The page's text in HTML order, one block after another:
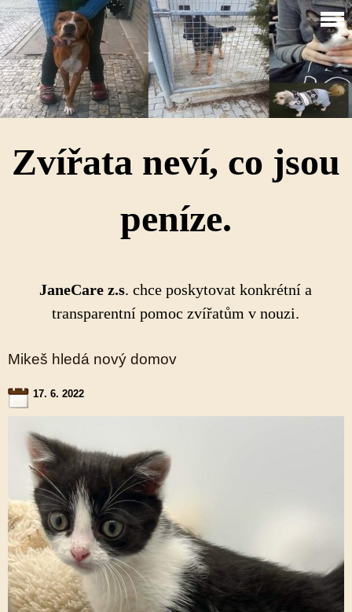
Zvířata neví, co jsou
peníze.
JaneCare z.s. chce poskytovat konkrétní a
transparentní pomoc zvířatům v nouzi.
Mikeš hledá nový domov
17. 6. 2022